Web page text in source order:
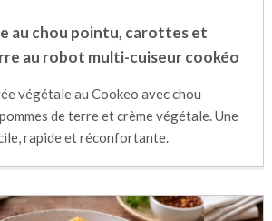
au chou pointu, carottes et
au robot multi-cuiseur cookéo
végétale au Cookeo avec chou
de terre et crème végétale. Une
rapide et réconfortante.